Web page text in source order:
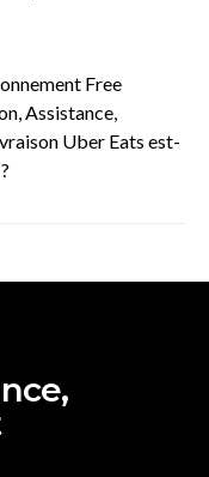
Free
Assistance,
Uber Eats est-